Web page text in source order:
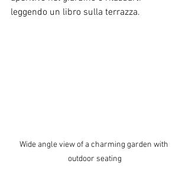
leggendo un libro sulla terrazza.
Wide angle view of a charming garden with
outdoor seating